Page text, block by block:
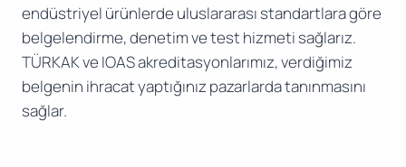
endüstriyel ürünlerde uluslararası standartlara göre
belgelendirme, denetim ve test hizmeti sağlarız.
TÜRKAK ve IOAS akreditasyonlarımız, verdiğimiz
belgenin ihracat yaptığınız pazarlarda tanınmasını
sağlar.